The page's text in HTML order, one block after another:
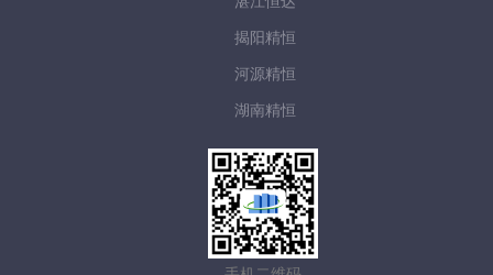
揭阳精恒
河源精恒
湖南精恒